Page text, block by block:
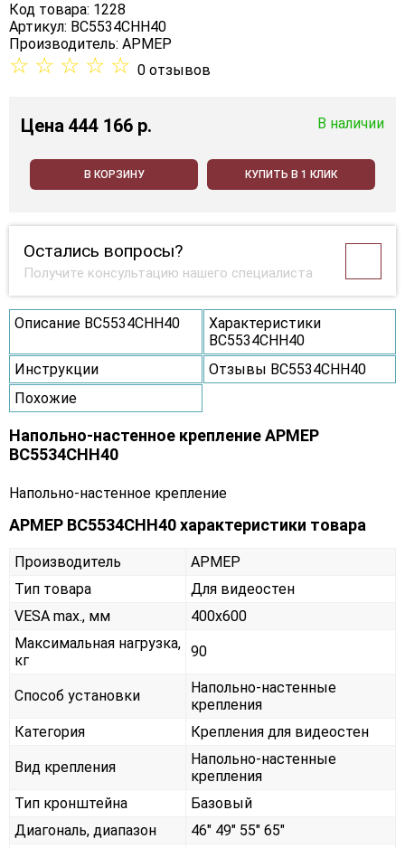
Код товара: 1228
Артикул: ВС5534СНН40
Производитель: АРМЕР
☆ ☆ ☆ ☆ ☆ 0 отзывов
Цена 444 166 p. В наличии
В КОРЗИНУ КУПИТЬ В 1 КЛИК
Остались вопросы?
Получите консультацию нашего специалиста
Описание ВС5534СНН40
Характеристики
ВС5534СНН40
Инструкции
Отзывы ВС5534СНН40
Похожие
Напольно-настенное крепление АРМЕР
ВС5534СНН40
Напольно-настенное крепление
АРМЕР ВС5534СНН40 характеристики товара
Производитель
АРМЕР
Тип товара
Для видеостен
VESA max., мм
400х600
Максимальная нагрузка,
кг
90
Способ установки
Напольно-настенные
крепления
Категория
Крепления для видеостен
Вид крепления
Напольно-настенные
крепления
Тип кронштейна
Базовый
Диагональ, диапазон
46" 49" 55" 65"